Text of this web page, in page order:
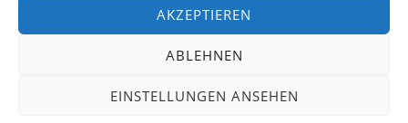
AKZEPTIEREN
ABLEHNEN
EINSTELLUNGEN ANSEHEN
Instagram
Copyright © 2026 Simone Buch.